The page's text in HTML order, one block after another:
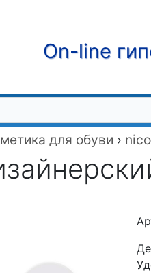
On-line
для обуви › nico